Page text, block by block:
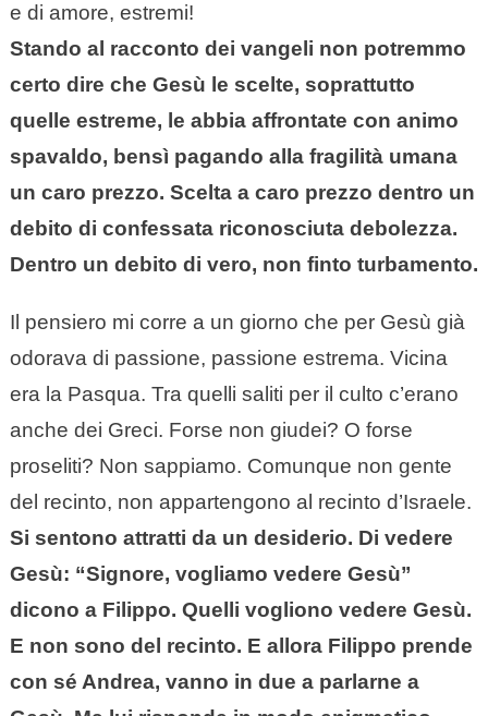
e di amore, estremi!
Stando al racconto dei vangeli non potremmo
certo dire che Gesù le scelte, soprattutto
quelle estreme, le abbia affrontate con animo
spavaldo, bensì pagando alla fragilità umana
un caro prezzo. Scelta a caro prezzo dentro un
debito di confessata riconosciuta debolezza.
Dentro un debito di vero, non finto turbamento.
Il pensiero mi corre a un giorno che per Gesù già
odorava di passione, passione estrema. Vicina
era la Pasqua. Tra quelli saliti per il culto c’erano
anche dei Greci. Forse non giudei? O forse
proseliti? Non sappiamo. Comunque non gente
del recinto, non appartengono al recinto d’Israele.
Si sentono attratti da un desiderio. Di vedere
Gesù: “Signore, vogliamo vedere Gesù”
dicono a Filippo. Quelli vogliono vedere Gesù.
E non sono del recinto. E allora Filippo prende
con sé Andrea, vanno in due a parlarne a